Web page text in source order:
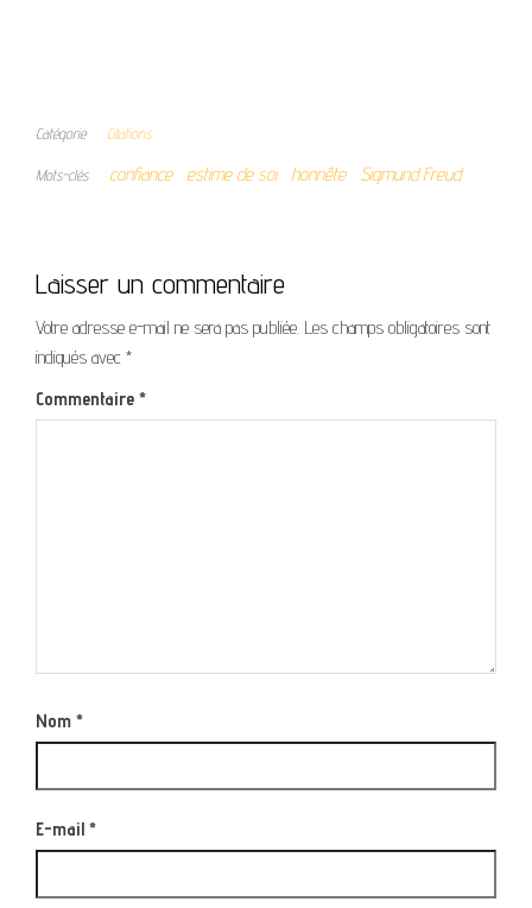
Catégorie Citations
Mots-clés confiance estime de soi honnête Sigmund Freud
Laisser un commentaire
Votre adresse e-mail ne sera pas publiée. Les champs obligatoires sont
indiqués avec *
Commentaire *
Nom *
E-mail *